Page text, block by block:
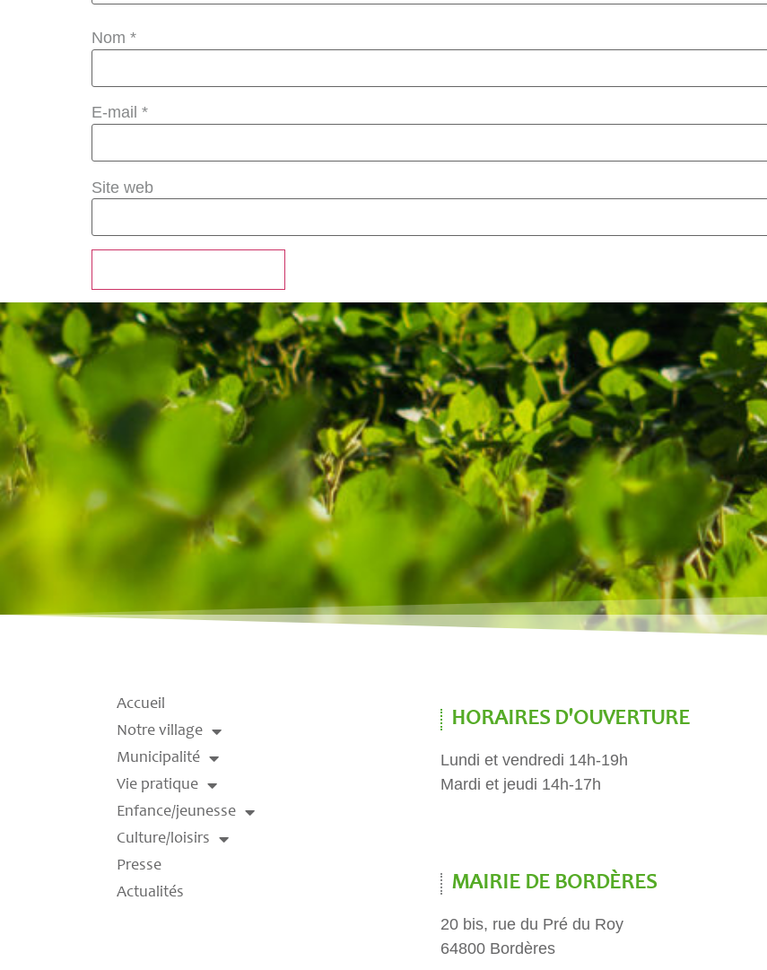
Nom *
E-mail *
Site web
Accueil
Notre village
Municipalité
Vie pratique
Enfance/jeunesse
Culture/loisirs
Presse
Actualités
HORAIRES D'OUVERTURE
Lundi et vendredi 14h-19h
Mardi et jeudi 14h-17h
MAIRIE DE BORDÈRES
20 bis, rue du Pré du Roy
64800 Bordères